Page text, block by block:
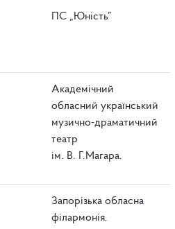
ПС „Юність”
Академічний
обласний український
музично-драматичний
театр
ім. В. Г.Магара.
Запорізька обласна
філармонія.